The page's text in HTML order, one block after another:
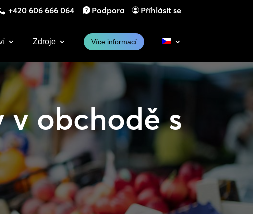
+420 606 666 064 Podpora Příhlásit se
Zdroje Více informací
v obchodě s